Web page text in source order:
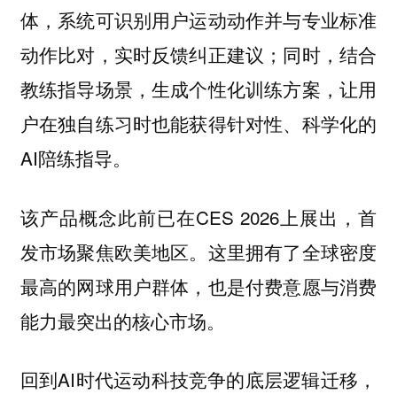
体，系统可识别用户运动动作并与专业标准
动作比对，实时反馈纠正建议；同时，结合
教练指导场景，生成个性化训练方案，让用
户在独自练习时也能获得针对性、科学化的
AI陪练指导。
该产品概念此前已在CES 2026上展出，首
发市场聚焦欧美地区。这里拥有了全球密度
最高的网球用户群体，也是付费意愿与消费
能力最突出的核心市场。
回到AI时代运动科技竞争的底层逻辑迁移，